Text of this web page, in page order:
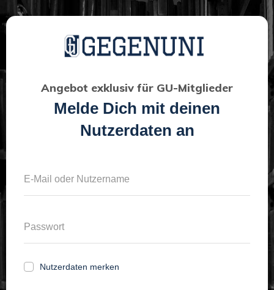
Angebot exklusiv für GU-Mitglieder
Melde Dich mit deinen
Nutzerdaten an
Nutzerdaten merken